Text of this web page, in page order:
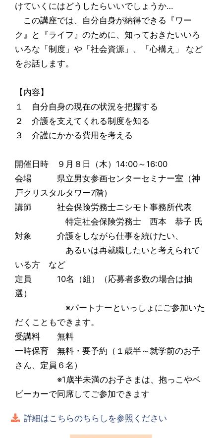
けていくにはどうしたらいいでしょうか…
この講座では、自分自身が納得できる『ワー
ク』と『ライフ』のために、知っておきたいいろ
いろな「制度」や「社会資源」、「心構え」 など
をお話します。
【内容】
１ 自分自身の現在の状況を把握する
２ 介護を支えてくれる制度を知る
３ 介護にかかる費用を考える
開催日時 ９月８日（木）14:00～16:00
会場 県立男女参画センターセミナー室（神
戸クリスタルタワー7階）
講師 社会保険労務士ニシモト事務所代表
特定社会保険労務士 西本 恭子 氏
対象 介護をしながら仕事を続けたい、
あるいは再就職したいと考えられて
いる方 など
定員 10名（組）（応募者多数の場合は抽
選）
※パートナーといっしょにご参加いた
だくこともできます。
受講料 無料
一時保育 無料・要予約（１歳半～就学前のお子
さん、定員６名）
※1歳半未満のお子さまは、抱っこやベ
ビーカーで同席してご参加できます
詳細はこちらのちらしを参照ください